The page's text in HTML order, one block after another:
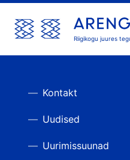
Riigikogu juures
Kontakt
Uudised
Uurimissuunad